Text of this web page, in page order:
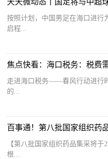
按照计划，中国男足在海口进行
启程...
焦点快看：海口税务：税费
走进海口税务——春风行动进行
的...
百事通！第八批国家组织药
【第八批国家组织药品集采将于
根...